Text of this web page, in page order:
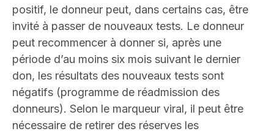
positif, le donneur peut, dans certains cas, être
invité à passer de nouveaux tests. Le donneur
peut recommencer à donner si, après une
période d’au moins six mois suivant le dernier
don, les résultats des nouveaux tests sont
négatifs (programme de réadmission des
donneurs). Selon le marqueur viral, il peut être
nécessaire de retirer des réserves les